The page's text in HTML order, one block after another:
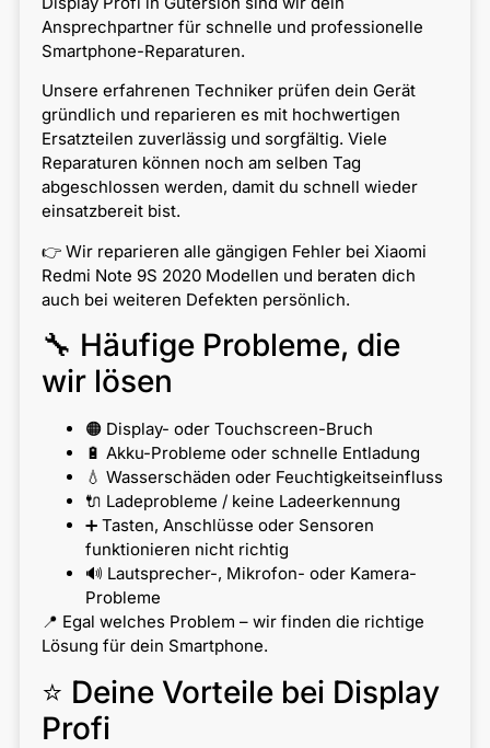
Ansprechpartner für schnelle und professionelle
Smartphone-Reparaturen.
Unsere erfahrenen Techniker prüfen dein Gerät
gründlich und reparieren es mit hochwertigen
Ersatzteilen zuverlässig und sorgfältig. Viele
Reparaturen können noch am selben Tag
abgeschlossen werden, damit du schnell wieder
einsatzbereit bist.
👉 Wir reparieren alle gängigen Fehler bei Xiaomi
Redmi Note 9S 2020 Modellen und beraten dich
auch bei weiteren Defekten persönlich.
🔧 Häufige Probleme, die
wir lösen
🟠 Display- oder Touchscreen-Bruch
🔋 Akku-Probleme oder schnelle Entladung
💧 Wasserschäden oder Feuchtigkeitseinfluss
🔌 Ladeprobleme / keine Ladeerkennung
➕ Tasten, Anschlüsse oder Sensoren
funktionieren nicht richtig
🔊 Lautsprecher-, Mikrofon- oder Kamera-
Probleme
📍 Egal welches Problem – wir finden die richtige
Lösung für dein Smartphone.
⭐ Deine Vorteile bei Display
Profi